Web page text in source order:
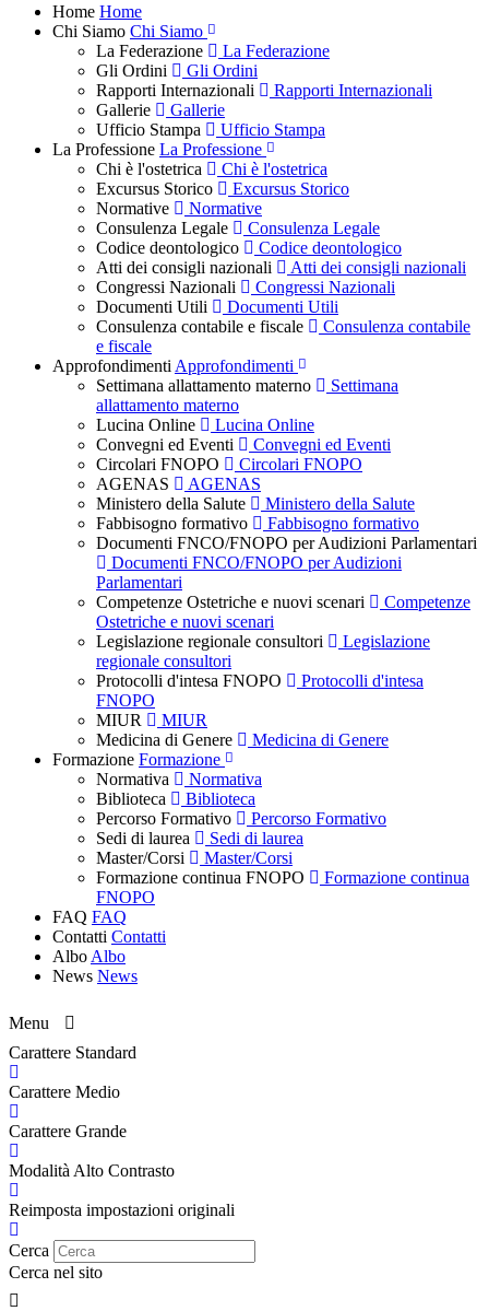
Home Home
Chi Siamo Chi Siamo
La Federazione
La Federazione
Gli Ordini
Gli Ordini
Rapporti Internazionali
Rapporti Internazionali
Gallerie
Gallerie
Ufficio Stampa
Ufficio Stampa
La Professione La Professione
Chi è l'ostetrica
Chi è l'ostetrica
Excursus Storico
Excursus Storico
Normative
Normative
Consulenza Legale
Consulenza Legale
Codice deontologico
Codice deontologico
Atti dei consigli nazionali
Atti dei consigli nazionali
Congressi Nazionali
Congressi Nazionali
Documenti Utili
Documenti Utili
Consulenza contabile e fiscale
Consulenza contabile
e fiscale
Approfondimenti Approfondimenti
Settimana allattamento materno
Settimana
allattamento materno
Lucina Online
Lucina Online
Convegni ed Eventi
Convegni ed Eventi
Circolari FNOPO
Circolari FNOPO
AGENAS
AGENAS
Ministero della Salute
Ministero della Salute
Fabbisogno formativo
Fabbisogno formativo
Documenti FNCO/FNOPO per Audizioni Parlamentari
Documenti FNCO/FNOPO per Audizioni
Parlamentari
Competenze Ostetriche e nuovi scenari
Competenze
Ostetriche e nuovi scenari
Legislazione regionale consultori
Legislazione
regionale consultori
Protocolli d'intesa FNOPO
Protocolli d'intesa
FNOPO
MIUR
MIUR
Medicina di Genere
Medicina di Genere
Formazione Formazione
Normativa
Normativa
Biblioteca
Biblioteca
Percorso Formativo
Percorso Formativo
Sedi di laurea
Sedi di laurea
Master/Corsi
Master/Corsi
Formazione continua FNOPO
Formazione continua
FNOPO
FAQ FAQ
Contatti Contatti
Albo Albo
News News
Menu
Carattere Standard
Carattere Medio
Carattere Grande
Modalità Alto Contrasto
Reimposta impostazioni originali
Cerca
Cerca nel sito